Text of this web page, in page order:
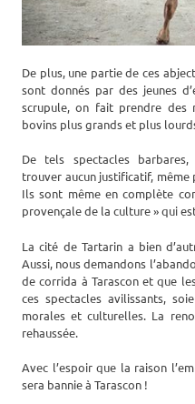
De plus, une partie de ces
sont donnés par des jeunes
scrupule, on fait prendre des
bovins plus grands et plus
De tels spectacles barbares,
trouver aucun justificatif,
Ils sont même en complète
provençale de la culture » qui
La cité de Tartarin a bien
Aussi, nous demandons
de corrida à Tarascon et que
ces spectacles avilissants,
morales et culturelles. La
rehaussée.
Avec l’espoir que la raison
sera bannie à Tarascon !